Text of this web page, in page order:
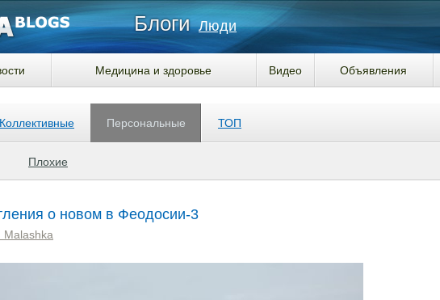
Блоги Люди
Медицина и здоровье Видео Объявления
Коллективные Персональные
Плохие
ТОП
о новом в Феодосии-3
Malashka